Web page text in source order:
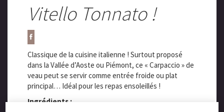
Vitello Tonnato !
Classique de la cuisine italienne ! Surtout proposé
dans la Vallée d’Aoste ou Piémont, ce « Carpaccio » de
veau peut se servir comme entrée froide ou plat
principal… Idéal pour les repas ensoleillés !
Ingrédients :